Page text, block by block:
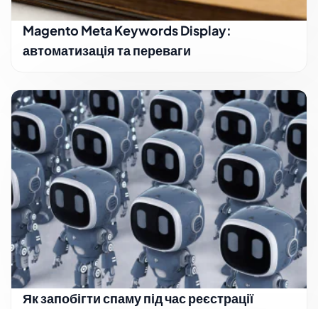
Magento Meta Keywords Display:
автоматизація та переваги
Як запобігти спаму під час реєстрації